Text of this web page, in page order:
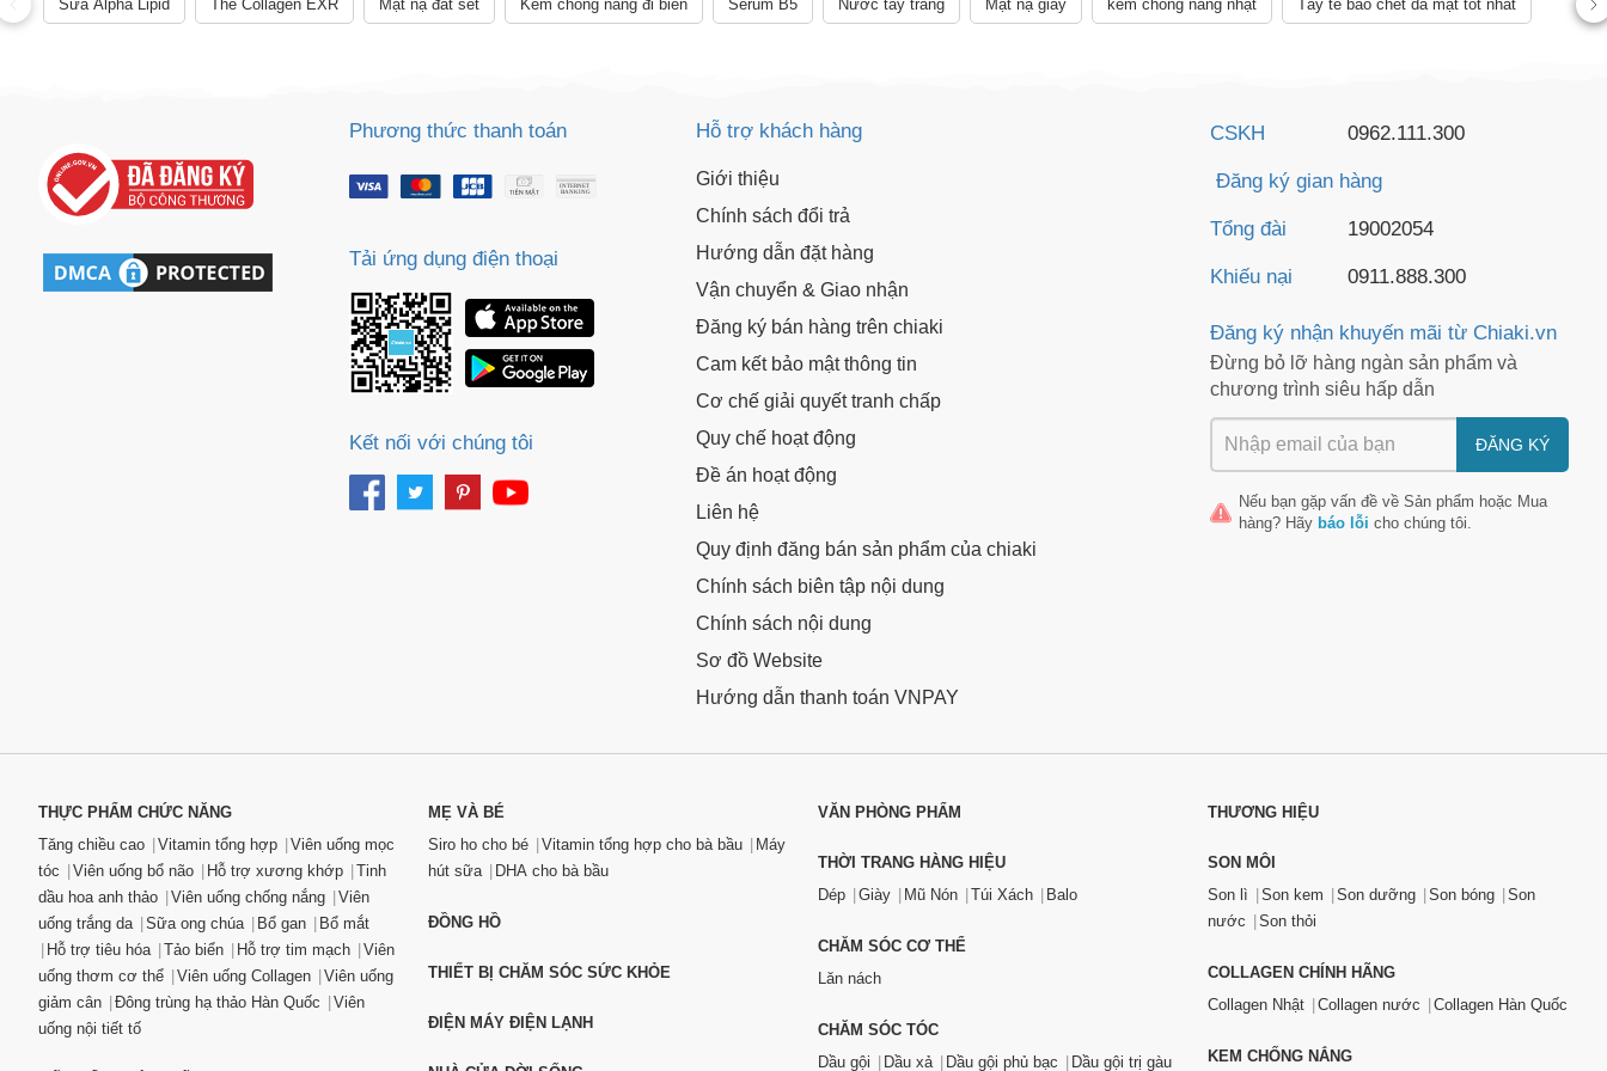
Sữa Alpha Lipid The Collagen EXR Mặt nạ đất sét Kem chống nắng đi biển Serum B5 Nước tẩy trang Mặt nạ giấy kem chống nắng nhật Tẩy tế bào chết da mặt tốt nhất
Phương thức thanh toán
Tải ứng dụng điện thoại
Kết nối với chúng tôi
Hỗ trợ khách hàng
Giới thiệu
Chính sách đổi trả
Hướng dẫn đặt hàng
Vận chuyển & Giao nhận
Đăng ký bán hàng trên chiaki
Cam kết bảo mật thông tin
Cơ chế giải quyết tranh chấp
Quy chế hoạt động
Đề án hoạt động
Liên hệ
Quy định đăng bán sản phẩm của chiaki
Chính sách biên tập nội dung
Chính sách nội dung
Sơ đồ Website
Hướng dẫn thanh toán VNPAY
CSKH 0962.111.300
Đăng ký gian hàng
Tổng đài 19002054
Khiếu nại 0911.888.300
Đăng ký nhận khuyến mãi từ Chiaki.vn
Đừng bỏ lỡ hàng ngàn sản phẩm và
chương trình siêu hấp dẫn
ĐĂNG KÝ
Nếu bạn gặp vấn đề về Sản phẩm hoặc Mua
hàng? Hãy báo lỗi cho chúng tôi.
THỰC PHẨM CHỨC NĂNG
Tăng chiều cao
Vitamin tổng hợp
Viên uống mọc
tóc
Viên uống bổ não Hỗ trợ xương khớp
Tinh
dầu hoa anh thảo
Viên uống chống nắng
Viên
uống trắng da
Sữa ong chúa Bổ gan
Bổ mắt
Hỗ trợ tiêu hóa
Tảo biển Hỗ trợ tim mạch
Viên
uống thơm cơ thể
Viên uống Collagen
Viên uống
giảm cân
Đông trùng hạ thảo Hàn Quốc
Viên
uống nội tiết tố
MẸ VÀ BÉ
Siro ho cho bé
Vitamin tổng hợp cho bà bầu
Máy
hút sữa
DHA cho bà bầu
ĐỒNG HỒ
THIẾT BỊ CHĂM SÓC SỨC KHỎE
ĐIỆN MÁY ĐIỆN LẠNH
VĂN PHÒNG PHẨM
THỜI TRANG HÀNG HIỆU
Dép
Giày Mũ Nón Túi Xách Balo
CHĂM SÓC CƠ THỂ
Lăn nách
CHĂM SÓC TÓC
Dầu gội
Dầu xả Dầu gội phủ bạc Dầu gội trị gàu
THƯƠNG HIỆU
SON MÔI
Son lì
Son kem Son dưỡng Son bóng
Son
nước
Son thỏi
COLLAGEN CHÍNH HÃNG
Collagen Nhật
Collagen nước Collagen Hàn Quốc
KEM CHỐNG NẮNG